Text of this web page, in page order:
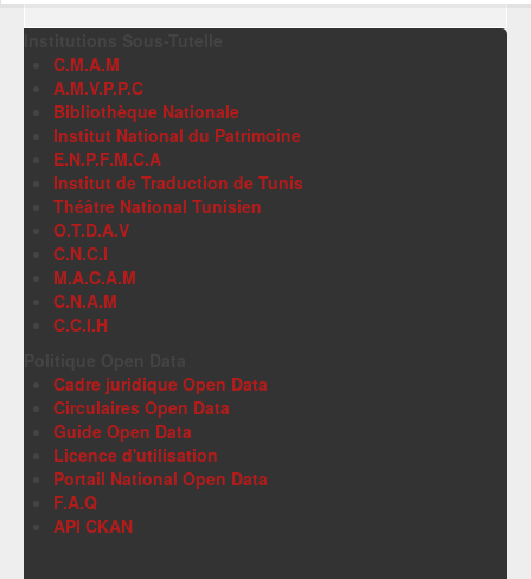
C.M.A.M
A.M.V.P.P.C
Bibliothèque Nationale
Institut National du Patrimoine
E.N.P.F.M.C.A
Institut de Traduction de Tunis
Théâtre National Tunisien
O.T.D.A.V
C.N.C.I
M.A.C.A.M
C.N.A.M
C.C.I.H
Cadre juridique Open Data
Circulaires Open Data
Guide Open Data
Licence d'utilisation
Portail National Open Data
F.A.Q
API CKAN